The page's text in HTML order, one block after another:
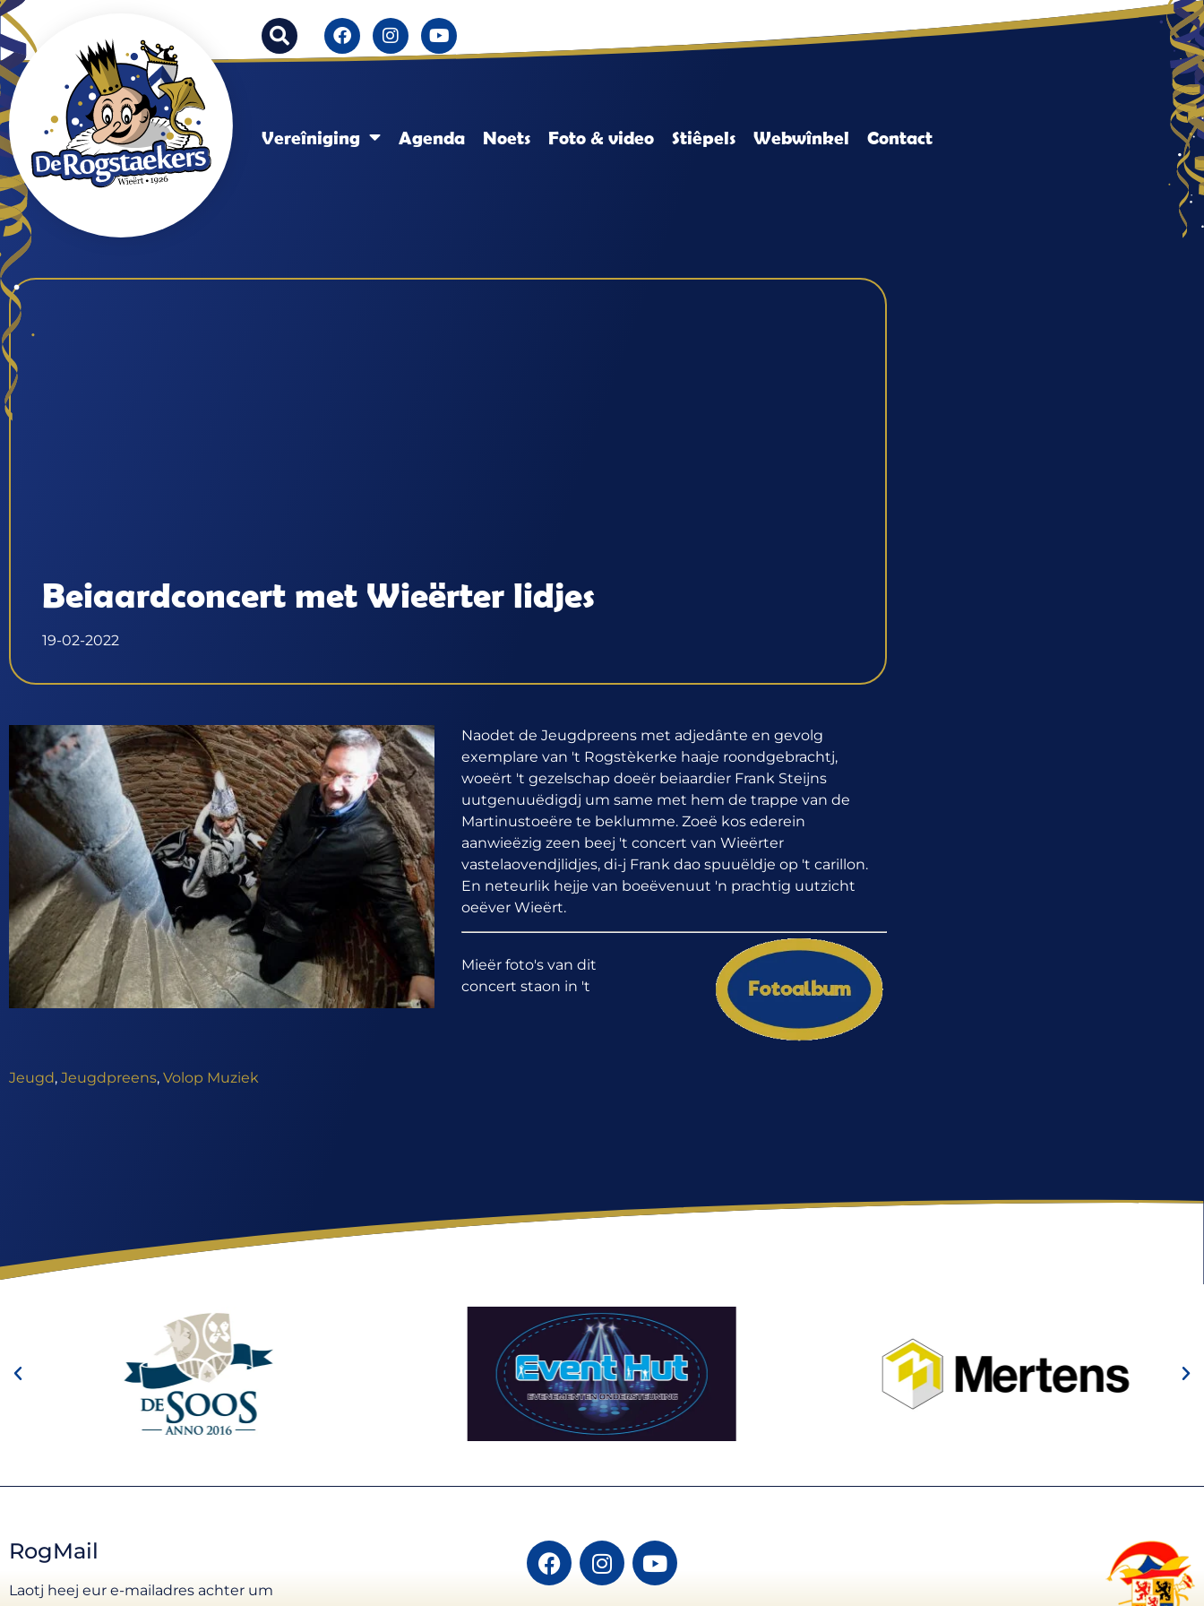
Vereîniging Agenda Noets Foto & video Stiêpels Webwînkel Contact
Beiaardconcert met Wieërter lidjes
19-02-2022
Naodet de Jeugdpreens met adjedânte en gevolg
exemplare van 't Rogstèkerke haaje roondgebrachtj,
woeërt 't gezelschap doeër beiaardier Frank Steijns
uutgenuuëdigdj um same met hem de trappe van de
Martinustoeëre te beklumme. Zoeë kos ederein
aanwieëzig zeen beej 't concert van Wieërter
vastelaovendjlidjes, di-j Frank dao spuuëldje op 't carillon.
En neteurlik hejje van boeëvenuut 'n prachtig uutzicht
oeëver Wieërt.
Mieër foto's van dit
concert staon in 't
Jeugd, Jeugdpreens, Volop Muziek
RogMail
Laotj heej eur e-mailadres achter um